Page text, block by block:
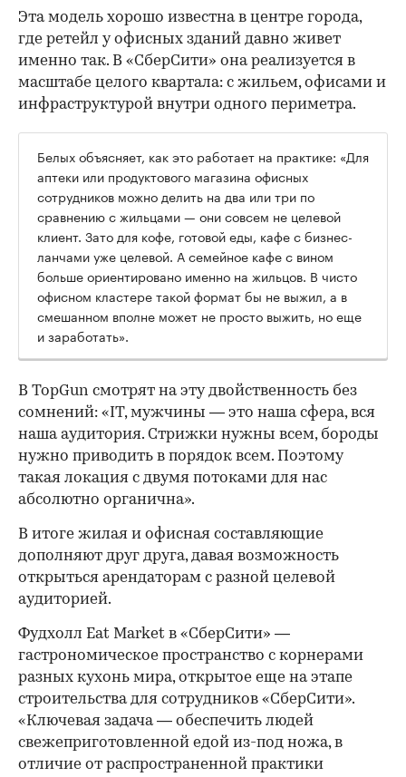
Эта модель хорошо известна в центре города,
где ретейл у офисных зданий давно живет
именно так. В «СберСити» она реализуется в
масштабе целого квартала: с жильем, офисами и
инфраструктурой внутри одного периметра.
Белых объясняет, как это работает на практике: «Для
аптеки или продуктового магазина офисных
сотрудников можно делить на два или три по
сравнению с жильцами — они совсем не целевой
клиент. Зато для кофе, готовой еды, кафе с бизнес-
ланчами уже целевой. А семейное кафе с вином
больше ориентировано именно на жильцов. В чисто
офисном кластере такой формат бы не выжил, а в
смешанном вполне может не просто выжить, но еще
и заработать».
В TopGun смотрят на эту двойственность без
сомнений: «IT, мужчины — это наша сфера, вся
наша аудитория. Стрижки нужны всем, бороды
нужно приводить в порядок всем. Поэтому
такая локация с двумя потоками для нас
абсолютно органична».
В итоге жилая и офисная составляющие
дополняют друг друга, давая возможность
открыться арендаторам с разной целевой
аудиторией.
Фудхолл Eat Market в «СберСити» —
гастрономическое пространство с корнерами
разных кухонь мира, открытое еще на этапе
строительства для сотрудников «СберСити».
«Ключевая задача — обеспечить людей
свежеприготовленной едой из-под ножа, в
отличие от распространенной практики